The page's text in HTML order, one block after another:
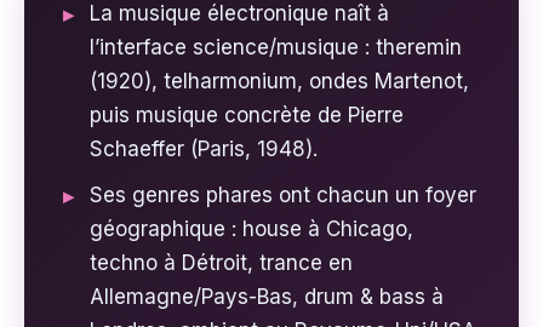
La musique électronique naît à
l’interface science/musique : theremin
(1920), telharmonium, ondes Martenot,
puis musique concrète de Pierre
Schaeffer (Paris, 1948).
Ses genres phares ont chacun un foyer
géographique : house à Chicago,
techno à Détroit, trance en
Allemagne/Pays-Bas, drum & bass à